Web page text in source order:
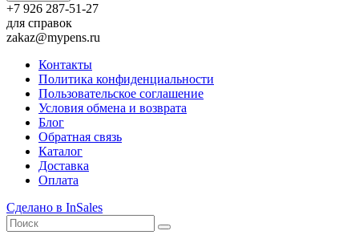
+7 926 287-51-27
для справок
zakaz@mypens.ru
Контакты
Политика конфиденциальности
Пользовательское соглашение
Условия обмена и возврата
Блог
Обратная связь
Каталог
Доставка
Оплата
Сделано в InSales